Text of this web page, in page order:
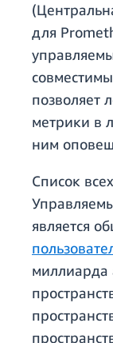
для
позволяет
метрики в
ним
Список
является
миллиарда